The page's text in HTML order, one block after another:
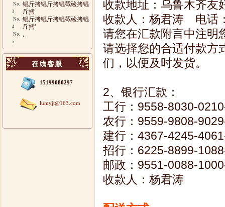
No.
3
锟斤拷锟斤拷锟截硷拷锟
斤拷
No.
4
锟斤拷锟斤拷锟截硷拷锟
斤拷'
No.
5
*
15199080297
lumyjt@163.com